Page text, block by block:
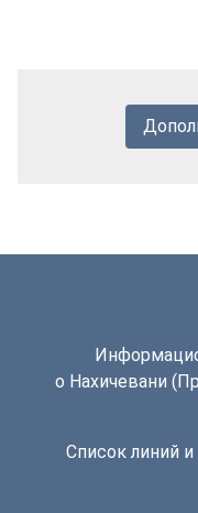
о Нахичевани
Список линий